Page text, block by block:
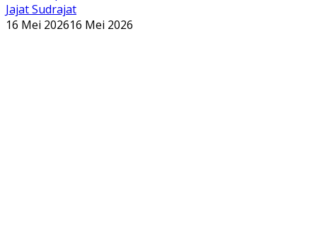
Jajat Sudrajat
16 Mei 202616 Mei 2026